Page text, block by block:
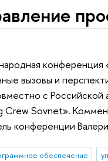
вызовы и
с Российской
Sovnet».
конференции
обеспечение